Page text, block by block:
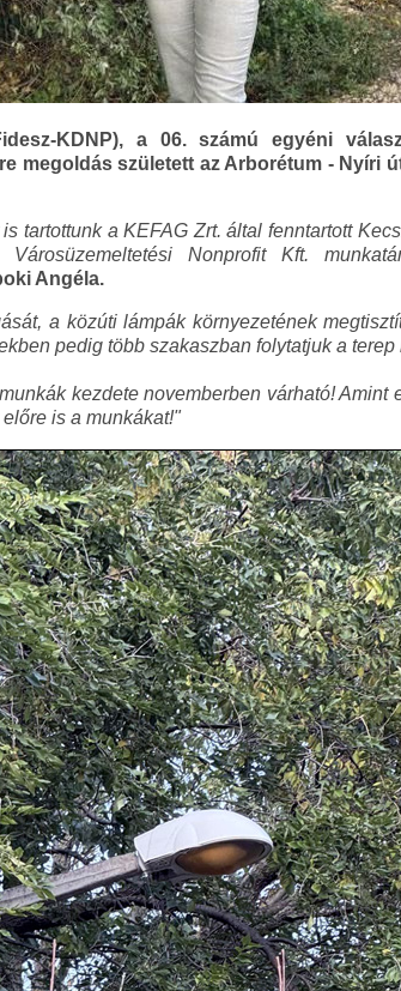
KDNP), a 06. számú egyéni
megoldás született az Arborétum - Nyíri
tartottunk a KEFAG Zrt. által fenntartott
Nonprofit Kft.
Angéla.
a közúti lámpák környezetének
pedig több szakaszban folytatjuk a terep
kezdete novemberben várható!
is a munkákat!"